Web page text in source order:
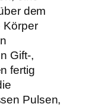
dem
Körper
Gift-,
fertig
Pulsen,